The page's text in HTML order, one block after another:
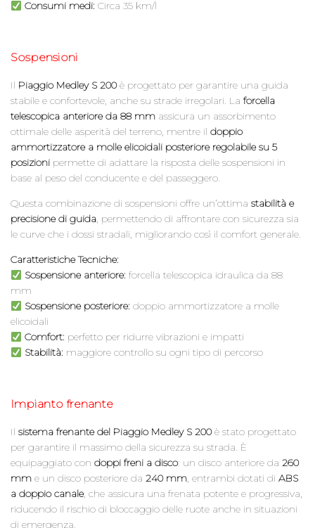
Consumi medi: Circa 35 km/l
Sospensioni
Il Piaggio Medley S 200è progettato per garantire una guida
stabile e confortevole, anche su strade irregolari. La forcella
telescopica anteriore da 88 mm assicura un assorbimento
ottimale delle asperità del terreno, mentre il doppio
ammortizzatore a molle elicoidali posteriore regolabile su 5
posizioni permette di adattare la risposta delle sospensioni in
base al peso del conducente e del passeggero.
Questa combinazione di sospensioni offre un’ottima stabilità e
precisione di guida, permettendo di affrontare con sicurezza sia
le curve che i dossi stradali, migliorando così il comfort generale.
Caratteristiche Tecniche:
Sospensione anteriore: forcella telescopica idraulica da 88
mm
Sospensione posteriore: doppio ammortizzatore a molle
elicoidali
Comfort: perfetto per ridurre vibrazioni e impatti
Stabilità: maggiore controllo su ogni tipo di percorso
Impianto frenante
Il sistema frenante del Piaggio Medley S 200è stato progettato
per garantire il massimo della sicurezza su strada. È
equipaggiato con doppi freni a disco: un disco anteriore da 260
mm e un disco posteriore da 240 mm, entrambi dotati di ABS
a doppio canale, che assicura una frenata potente e progressiva,
riducendo il rischio di bloccaggio delle ruote anche in situazioni
di emergenza.